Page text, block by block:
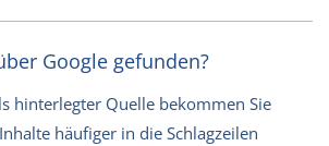
Google gefunden?
hinterlegter Quelle bekommen Sie
häufiger in die Schlagzeilen